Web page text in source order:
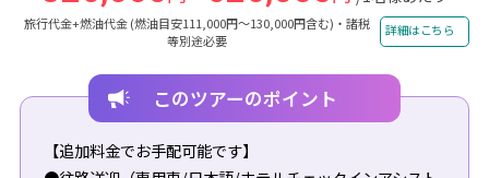
旅行代金+燃油代金 (燃油目安111,000円～130,000円含む)・諸税
等別途必要
詳細はこちら
このツアーのポイント
【追加料金でお手配可能です】